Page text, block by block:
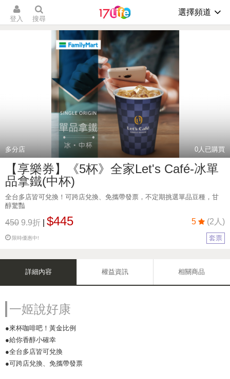
登入 搜尋
選擇頻道
多分店 0人已購買
【享樂券】《5杯》全家Let's Café-冰單
品拿鐵(中杯)
全台多店皆可兌換！可跨店兌換、免攜帶發票，不定期挑選單品豆種，甘
醇驚豔
450 9.9折 $445 5 (2人)
限時優惠中! 套票
詳細內容 權益資訊 相關商品
一姬說好康
●來杯咖啡吧！黃金比例
●給你香醇小確幸
●全台多店皆可兌換
●可跨店兌換、免攜帶發票